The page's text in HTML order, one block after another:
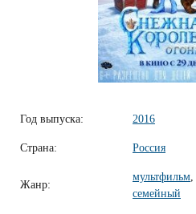
Год выпуска: 2016
Страна: Россия
Жанр:
мультфильм,
семейный